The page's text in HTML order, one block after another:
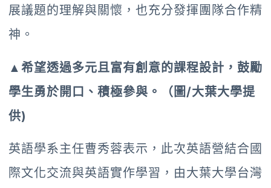
展議題的理解與關懷，也充分發揮團隊合作精
神。
▲希望透過多元且富有創意的課程設計，鼓勵
學生勇於開口、積極參與。（圖/大葉大學提
供)
英語學系主任曹秀蓉表示，此次英語營結合國
際文化交流與英語實作學習，由大葉大學台灣